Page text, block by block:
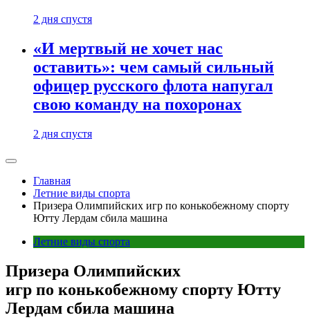
2 дня спустя
«И мертвый не хочет нас
оставить»: чем самый сильный
офицер русского флота напугал
свою команду на похоронах
2 дня спустя
Главная
Летние виды спорта
Призера Олимпийских игр по конькобежному спорту
Ютту Лердам сбила машина
Летние виды спорта
Призера Олимпийских
игр по конькобежному спорту Ютту
Лердам сбила машина